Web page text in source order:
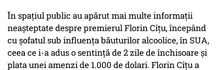
În spațiul public au apărut mai multe informații
neașteptate despre premierul Florin Cîțu, începând
cu șofatul sub influența băuturilor alcoolice, în SUA,
ceea ce i-a adus o sentință de 2 zile de închisoare și
plata unei amenzi de 1.000 de dolari. Florin Cîțu a